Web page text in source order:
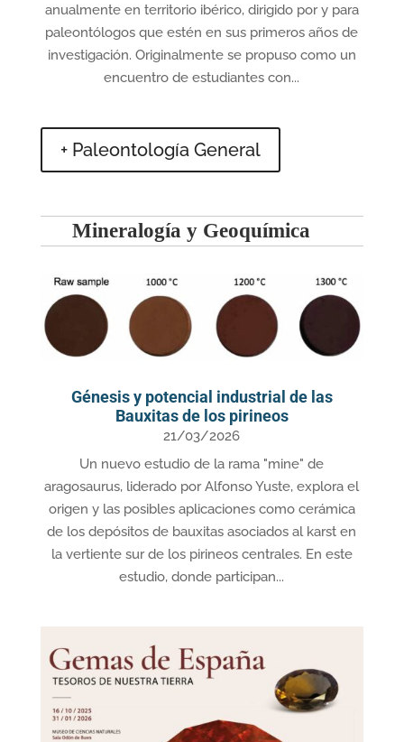
anualmente en territorio ibérico, dirigido por y para
paleontólogos que estén en sus primeros años de
investigación. Originalmente se propuso como un
encuentro de estudiantes con...
+ Paleontología General
Mineralogía y Geoquímica
Génesis y potencial industrial de las
Bauxitas de los pirineos
21/03/2026
Un nuevo estudio de la rama "mine" de
aragosaurus, liderado por Alfonso Yuste, explora el
origen y las posibles aplicaciones como cerámica
de los depósitos de bauxitas asociados al karst en
la vertiente sur de los pirineos centrales. En este
estudio, donde participan...